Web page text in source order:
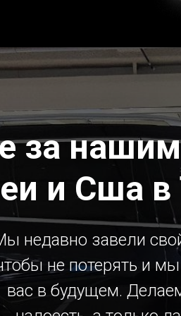
за
и Сша в
недавно завели
не потерять и
вас в будущем.